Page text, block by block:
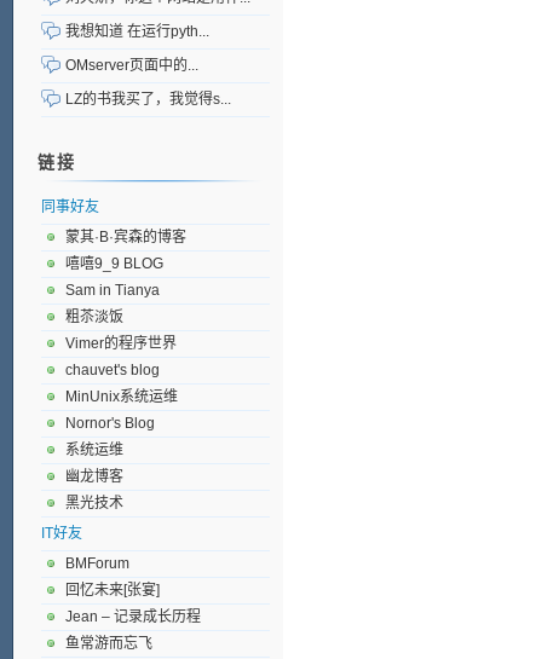
我想知道 在运行pyth...
OMserver页面中的...
LZ的书我买了，我觉得s...
链接
同事好友
蒙其·B·宾森的博客
嘻嘻9_9 BLOG
Sam in Tianya
粗苶淡饭
Vimer的程序世界
chauvet's blog
MinUnix系统运维
Nornor's Blog
系统运维
幽龙博客
黑光技术
IT好友
BMForum
回忆未来[张宴]
Jean – 记录成长历程
鱼常游而忘飞